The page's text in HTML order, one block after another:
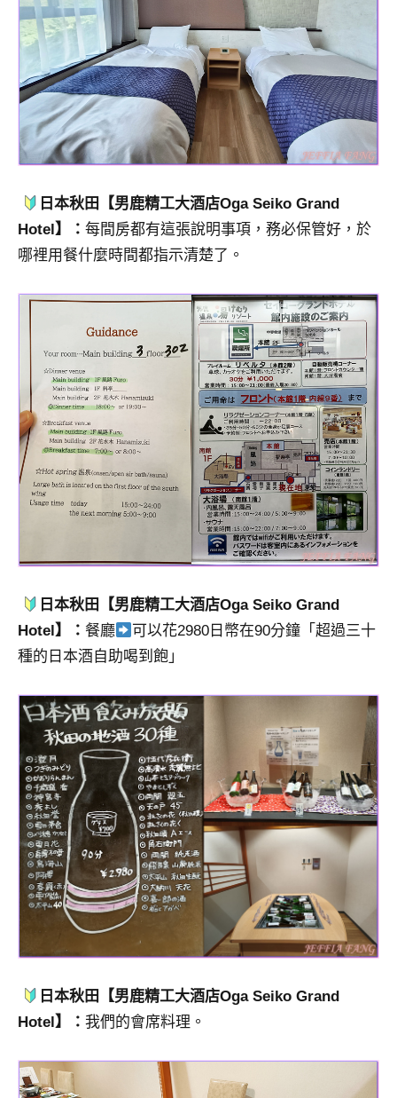
日本秋田【男鹿精工大酒店Oga Seiko Grand
Hotel】： 每間房都有這張說明事項，務必保管好，於
哪裡用餐什麼時間都指示清楚了。
日本秋田【男鹿精工大酒店Oga Seiko Grand
Hotel】： 餐廳
可以花2980日幣在90分鐘「超過三十
種的日本酒自助喝到飽」
日本秋田【男鹿精工大酒店Oga Seiko Grand
Hotel】： 我們的會席料理。